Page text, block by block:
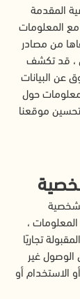
المقدمة
مع المعلومات
من مصادر
، قد تكشف
عن البيانات
حول
موقعنا
،
تجاريًا
الوصول غير
الاستخدام أو